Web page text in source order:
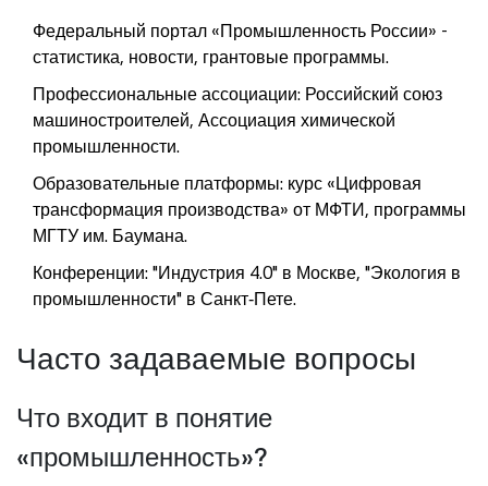
Федеральный портал «Промышленность России» -
статистика, новости, грантовые программы.
Профессиональные ассоциации: Российский союз
машиностроителей, Ассоциация химической
промышленности.
Образовательные платформы: курс «Цифровая
трансформация производства» от МФТИ, программы
МГТУ им. Баумана.
Конференции: "Индустрия 4.0" в Москве, "Экология в
промышленности" в Санкт‑Пете.
Часто задаваемые вопросы
Что входит в понятие
«промышленность»?